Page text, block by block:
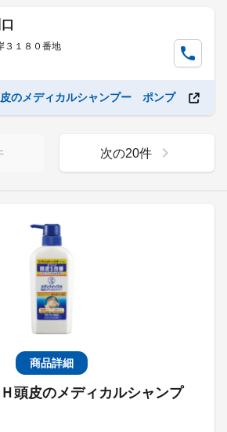
商品詳細
頭皮のメディカルシャンプ
３１８０番地
皮のメディカルシャンプー ポンプ
次の20件